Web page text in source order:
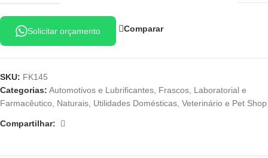
Solicitar orçamento Comparar
SKU: FK145
Categorias: Automotivos e Lubrificantes Frascos Laboratorial e
Farmacêutico
Naturais Utilidades Domésticas Veterinário e Pet Shop
Compartilhar: